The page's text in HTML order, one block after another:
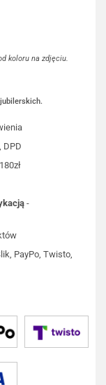
koloru na zdjęciu.
DPD
-
PayPo, Twisto,